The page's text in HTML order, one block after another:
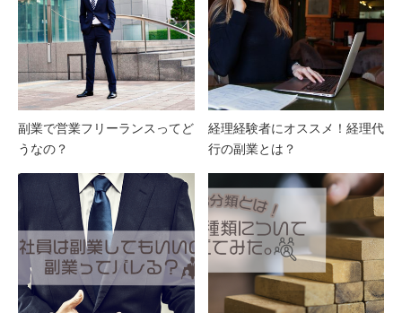
副業で営業フリーランスってど
うなの？
経理経験者にオススメ！経理代
行の副業とは？